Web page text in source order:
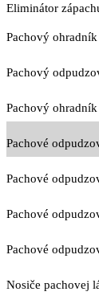
Eliminátor
Pachový
Pachový
Pachový
Pachové
Pachové
Pachové
Pachové
Nosiče pachovej